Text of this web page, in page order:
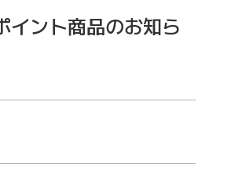
イント商品のお知ら